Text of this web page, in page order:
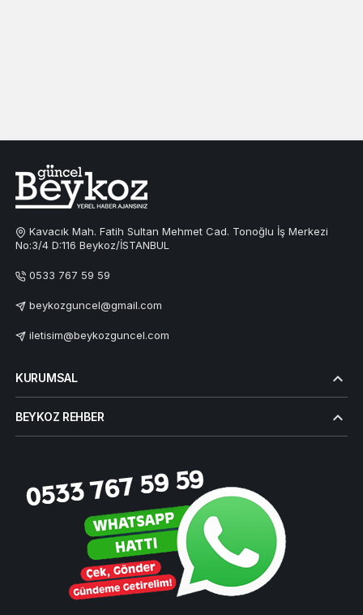
Kavacık Mah. Fatih Sultan Mehmet Cad. Tonoğlu İş Merkezi
No:3/4 D:116 Beykoz/İSTANBUL
0533 767 59 59
beykozguncel@gmail.com
iletisim@beykozguncel.com
KURUMSAL
BEYKOZ REHBER